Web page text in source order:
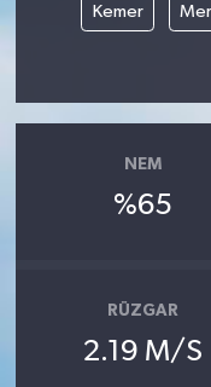
Kemer
NEM
%65
RÜZGAR
2.19 M/S